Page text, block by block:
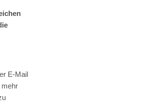
E-Mail
mehr